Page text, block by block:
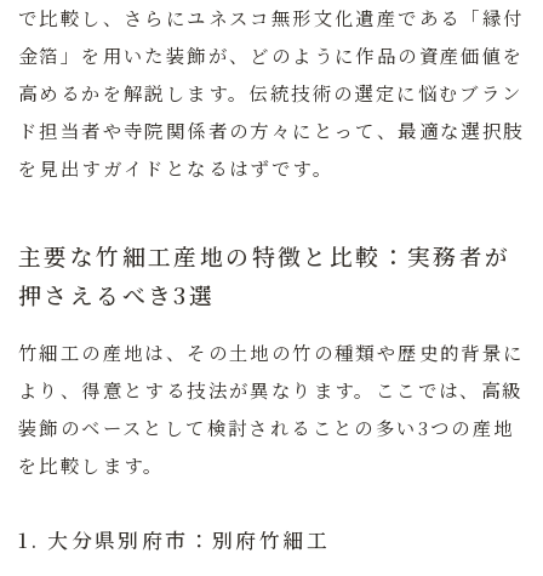
で比較し、さらにユネスコ無形文化遺産である「縁付
金箔」を用いた装飾が、どのように作品の資産価値を
高めるかを解説します。伝統技術の選定に悩むブラン
ド担当者や寺院関係者の方々にとって、最適な選択肢
を見出すガイドとなるはずです。
主要な竹細工産地の特徴と比較：実務者が
押さえるべき3選
竹細工の産地は、その土地の竹の種類や歴史的背景に
より、得意とする技法が異なります。ここでは、高級
装飾のベースとして検討されることの多い3つの産地
を比較します。
1. 大分県別府市：別府竹細工